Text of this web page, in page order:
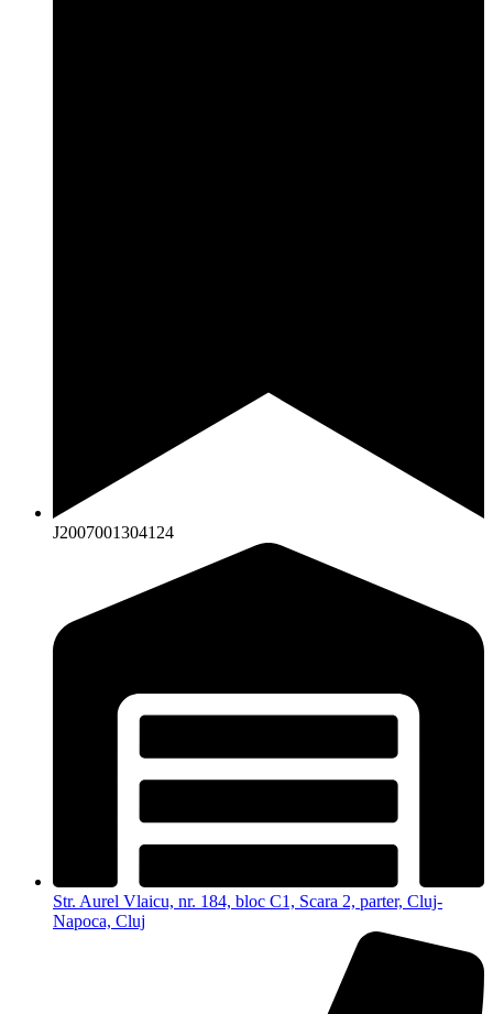
J2007001304124
Str. Aurel Vlaicu, nr. 184, bloc C1, Scara 2, parter, Cluj-
Napoca, Cluj